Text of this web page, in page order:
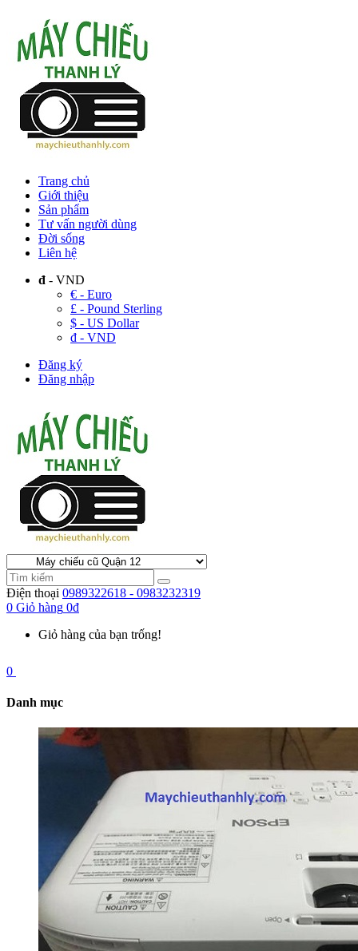
Trang chủ
Giới thiệu
Sản phẩm
Tư vấn người dùng
Đời sống
Liên hệ
đ - VND
€ - Euro
£ - Pound Sterling
$ - US Dollar
đ - VND
Đăng ký
Đăng nhập
Điện thoại 0989322618 - 0983232319
0 Giỏ hàng 0đ
Giỏ hàng của bạn trống!
0
Danh mục